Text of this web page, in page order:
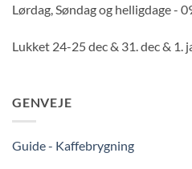
Lørdag, Søndag og helligdage -
Lukket 24-25 dec & 31. dec & 1.
GENVEJE
Guide - Kaffebrygning